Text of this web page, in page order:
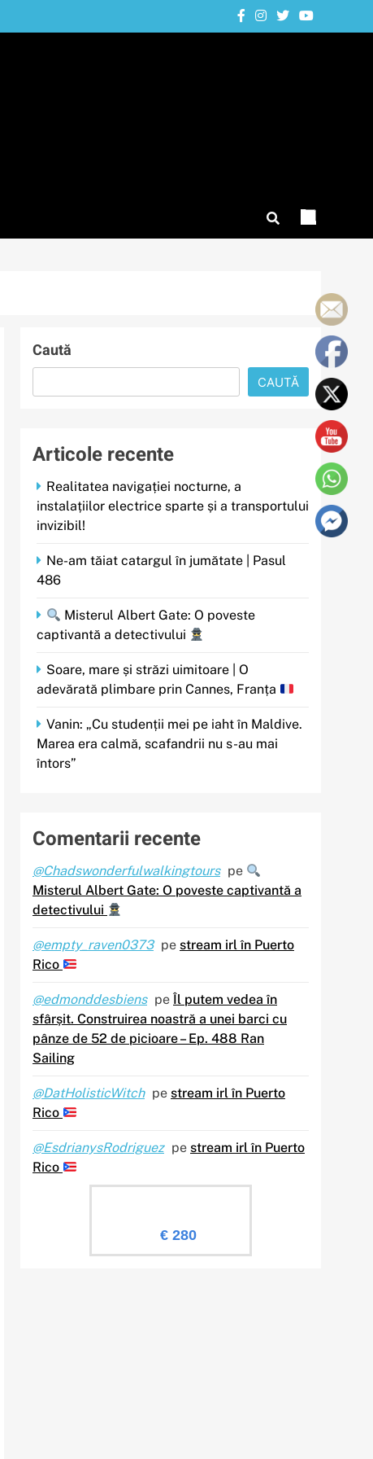
Caută
CAUTĂ
Articole recente
Realitatea navigației nocturne, a
instalațiilor electrice sparte și a transportului
invizibil!
Ne-am tăiat catargul în jumătate | Pasul
486
Misterul Albert Gate: O poveste
captivantă a detectivului
Soare, mare și străzi uimitoare | O
adevărată plimbare prin Cannes, Franța
Vanin: „Cu studenții mei pe iaht în Maldive.
Marea era calmă, scafandrii nu s-au mai
întors”
Comentarii recente
@Chadswonderfulwalkingtours pe
Misterul Albert Gate: O poveste captivantă a
detectivului
@empty_raven0373 pe stream irl în Puerto
Rico
@edmonddesbiens pe Îl putem vedea în
sfârșit. Construirea noastră a unei barci cu
pânze de 52 de picioare – Ep. 488 Ran
Sailing
@DatHolisticWitch pe stream irl în Puerto
Rico
@EsdrianysRodriguez pe stream irl în Puerto
Rico
€ 280